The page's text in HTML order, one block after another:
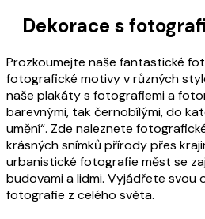
Dekorace s
Prozkoumejte naše fantastické
fotografické motivy v různých
naše plakáty s fotografiemi a
barevnými, tak černobílými, do
umění“. Zde naleznete
krásných snímků přírody přes
urbanistické fotografie měst se
budovami a lidmi. Vyjádřete svou
fotografie z celého světa.